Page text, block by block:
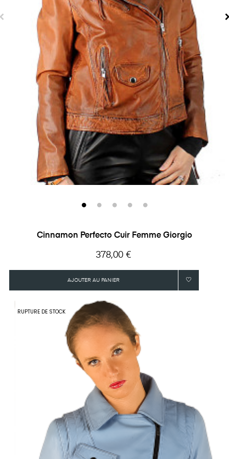
Cinnamon Perfecto Cuir Femme Giorgio
Prix
378,00 €
AJOUTER AU PANIER
RUPTURE DE STOCK